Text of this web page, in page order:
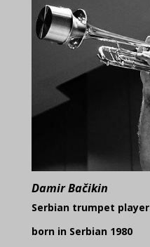
Damir Bačikin
Serbian trumpet player
born in Serbian 1980